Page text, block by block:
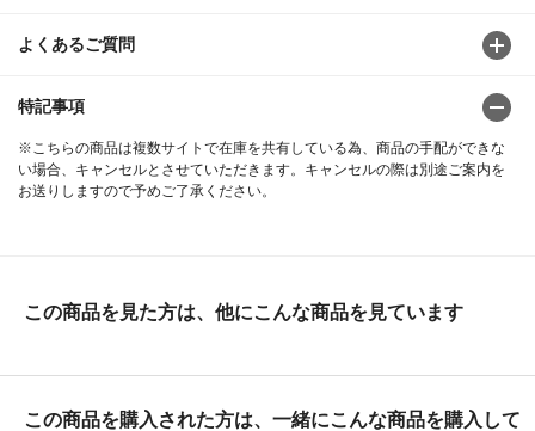
よくあるご質問
特記事項
※こちらの商品は複数サイトで在庫を共有している為、商品の手配ができな
い場合、キャンセルとさせていただきます。キャンセルの際は別途ご案内を
お送りしますので予めご了承ください。
この商品を見た方は、他にこんな商品を見ています
この商品を購入された方は、一緒にこんな商品を購入して